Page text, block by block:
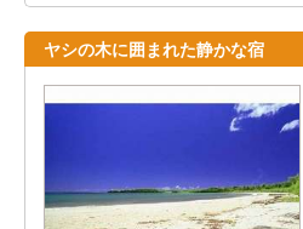
ヤシの木に囲まれた静かな宿